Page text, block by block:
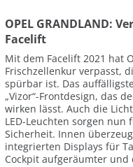
OPEL GRANDLAND:
Facelift
Mit dem Facelift 2021 hat
Frischzellenkur verpasst,
spürbar ist. Das
„Vizor“-Frontdesign, das
wirken lässt. Auch die
LED-Leuchten sorgen
Sicherheit. Innen
integrierten Displays für
Cockpit aufgeräumter